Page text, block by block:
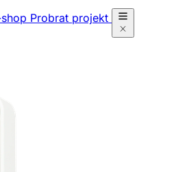
Probrat projekt